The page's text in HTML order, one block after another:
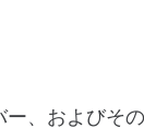
、およびそ